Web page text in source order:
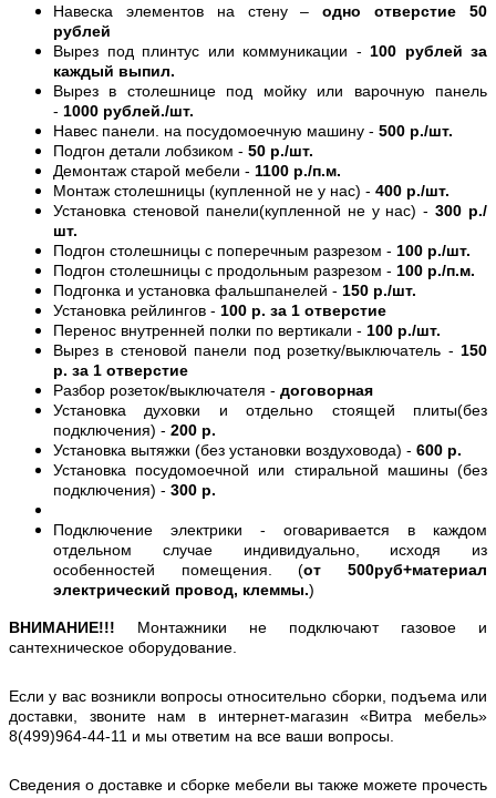
Навеска элементов на стену –одно отверстие 50
рублей
Вырез под плинтус или коммуникации - 100 рублей за
каждый выпил.
Вырез в столешнице под мойку или варочную панель
- 1000 рублей./шт.
Навес панели. на посудомоечную машину - 500 р./шт.
Подгон детали лобзиком - 50 р./шт.
Демонтаж старой мебели - 1100 р./п.м.
Монтаж столешницы (купленной не у нас) - 400 р./шт.
Установка стеновой панели(купленной не у нас) -300 р./
шт.
Подгон столешницы с поперечным разрезом - 100 р./шт.
Подгон столешницы с продольным разрезом - 100 р./п.м.
Подгонка и установка фальшпанелей - 150 р./шт.
Установка рейлингов - 100 р. за 1 отверстие
Перенос внутренней полки по вертикали - 100 р./шт.
Вырез в стеновой панели под розетку/выключатель - 150
р. за 1 отверстие
Разбор розеток/выключателя - договорная
Установка духовки и отдельно стоящей плиты(без
подключения) - 200 р.
Установка вытяжки (без установки воздуховода) - 600 р.
Установка посудомоечной или стиральной машины (без
подключения) - 300 р.
Подключение электрики - оговаривается в каждом
отдельном случае индивидуально, исходя из
особенностей помещения. (от 500руб+материал
электрический провод, клеммы.)
ВНИМАНИЕ!!! Монтажники не подключают газовое и
сантехническое оборудование.
Если у вас возникли вопросы относительно сборки, подъема или
доставки, звоните нам в интернет-магазин «Витра мебель»
8(499)964-44-11 и мы ответим на все ваши вопросы.
Сведения о доставке и сборке мебели вы также можете прочесть